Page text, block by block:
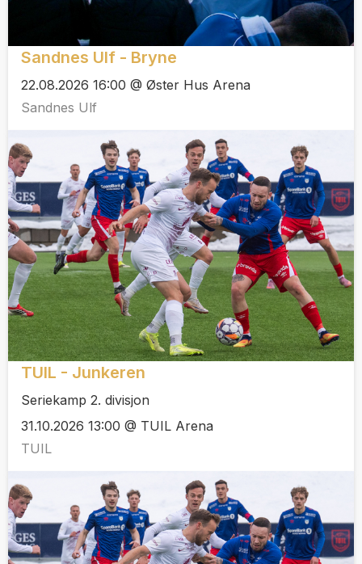
Sandnes Ulf - Bryne
22.08.2026 16:00 @ Øster Hus Arena
Sandnes Ulf
TUIL - Junkeren
Seriekamp 2. divisjon
31.10.2026 13:00 @ TUIL Arena
TUIL